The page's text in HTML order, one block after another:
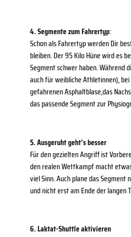
4. Segmente zum Fahrertyp:
Schon als Fahrertyp werden Dir
bleiben. Der 95 Kilo Hüne wird es
Segment schwer haben. Während
auch für weibliche Athletinnen),
gefahrenen Asphaltblase,das
das passende Segment zur
5. Ausgeruht geht’s besser
Für den gezielten Angriff ist
den realen Wettkampf macht
viel Sinn. Auch plane das Segment
und nicht erst am Ende der langen
6. Laktat-Shuttle aktivieren